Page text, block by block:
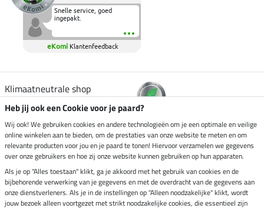
Snelle service, goed
ingepakt.
eKomi Klantenfeedback
Klimaatneutrale shop
Verzending per
Veilig betalen met
Heb jij ook een Cookie voor je paard?
Wij ook! We gebruiken cookies en andere technologieën om je een optimale en veilige
online winkelen aan te bieden, om de prestaties van onze website te meten en om
relevante producten voor jou en je paard te tonen! Hiervoor verzamelen we gegevens
over onze gebruikers en hoe zij onze website kunnen gebruiken op hun apparaten.
Als je op "Alles toestaan" klikt, ga je akkoord met het gebruik van cookies en de
bijbehorende verwerking van je gegevens en met de overdracht van de gegevens aan
onze dienstverleners. Als je in de instellingen op "Alleen noodzakelijke" klikt, wordt
jouw bezoek alleen voortgezet met strikt noodzakelijke cookies, die essentieel zijn